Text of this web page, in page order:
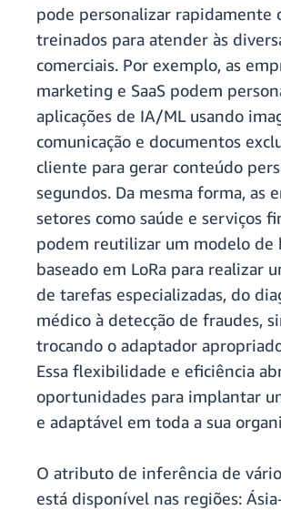
pode personalizar rapidamente
treinados para atender às
comerciais. Por exemplo, as
marketing e SaaS podem
aplicações de IA/ML usando
comunicação e documentos
cliente para gerar conteúdo
segundos. Da mesma forma, as
setores como saúde e serviços
podem reutilizar um modelo de
baseado em LoRa para realizar
de tarefas especializadas, do
médico à detecção de fraudes,
trocando o adaptador
Essa flexibilidade e eficiência
oportunidades para implantar
e adaptável em toda a sua
O atributo de inferência de
está disponível nas regiões: